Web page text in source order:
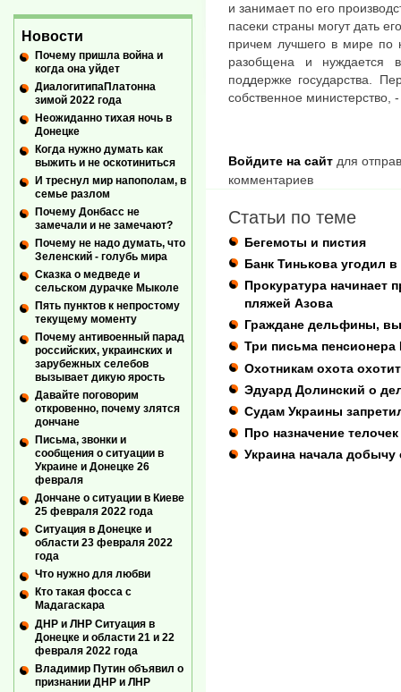
и занимает по его
пасеки страны могут дать
причем лучшего в мире по
разобщена и
поддержке государства.
собственное министерство,
Войдите на сайт для
комментариев
Статьи по теме
Бегемоты и пистия
Банк Тинькова угодил
Прокуратура начинает
пляжей Азова
Граждане дельфины,
Три письма пенсионера
Охотникам охота
Эдуард Долинский о
Судам Украины
Про назначение
Украина начала добычу
Новости
Почему пришла война и
когда она уйдет
ДиалогитипаПлатонна
зимой 2022 года
Неожиданно тихая ночь в
Донецке
Когда нужно думать как
выжить и не оскотиниться
И треснул мир напополам, в
семье разлом
Почему Донбасс не
замечали и не замечают?
Почему не надо думать, что
Зеленский - голубь мира
Сказка о медведе и
сельском дурачке Мыколе
Пять пунктов к непростому
текущему моменту
Почему антивоенный парад
российских, украинских и
зарубежных селебов
вызывает дикую ярость
Давайте поговорим
откровенно, почему злятся
дончане
Письма, звонки и
сообщения о ситуации в
Украине и Донецке 26
февраля
Дончане о ситуации в Киеве
25 февраля 2022 года
Ситуация в Донецке и
области 23 февраля 2022
года
Что нужно для любви
Кто такая фосса с
Мадагаскара
ДНР и ЛНР Ситуация в
Донецке и области 21 и 22
февраля 2022 года
Владимир Путин объявил о
признании ДНР и ЛНР